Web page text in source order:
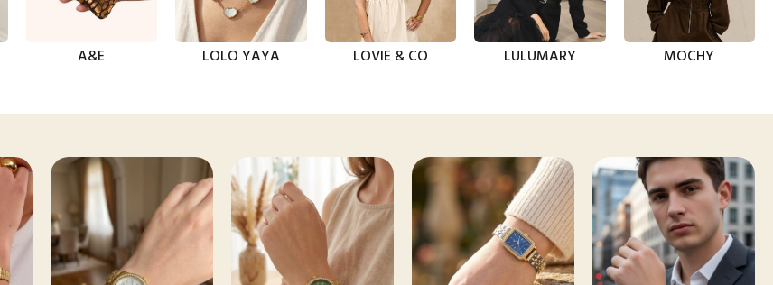
A&E LOLO YAYA LOVIE & CO LULUMARY MOCHY